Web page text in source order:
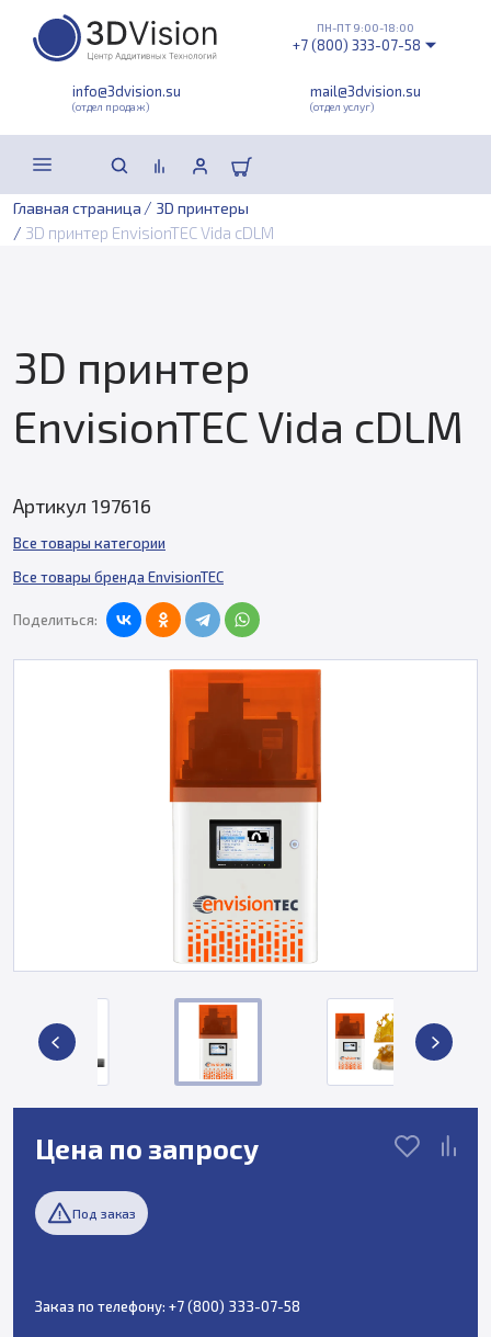
info@3dvision.su
(отдел продаж)
mail@3dvision.su
(отдел услуг)
ПН-ПТ 9:00-18:00
+7 (800) 333-07-58
Главная страница / 3D принтеры
/ 3D принтер EnvisionTEC Vida cDLM
3D принтер
EnvisionTEC Vida cDLM
Артикул 197616
Все товары категории
Все товары бренда EnvisionTEC
Поделиться:
Цена по запросу
Под заказ
Заказ по телефону: +7 (800) 333-07-58